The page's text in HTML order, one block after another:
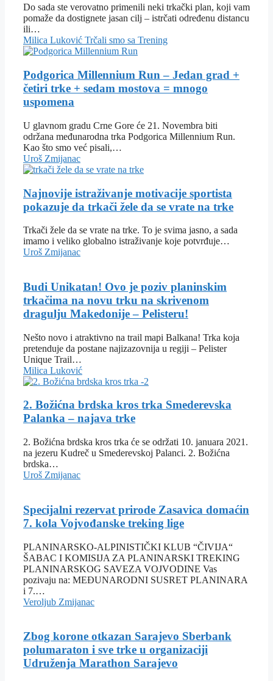
Do sada ste verovatno primenili neki trkački plan, koji vam
pomaže da dostignete jasan cilj – istrčati određenu distancu
ili…
Milica Luković Trčali smo sa Trening
Podgorica Millennium Run – Jedan grad +
četiri trke + sedam mostova = mnogo
uspomena
U glavnom gradu Crne Gore će 21. Novembra biti
održana međunarodna trka Podgorica Millennium Run.
Kao što smo već pisali,…
Uroš Zmijanac
Najnovije istraživanje motivacije sportista
pokazuje da trkači žele da se vrate na trke
Trkači žele da se vrate na trke. To je svima jasno, a sada
imamo i veliko globalno istraživanje koje potvrđuje…
Uroš Zmijanac
Budi Unikatan! Ovo je poziv planinskim
trkačima na novu trku na skrivenom
dragulju Makedonije – Pelisteru!
Nešto novo i atraktivno na trail mapi Balkana! Trka koja
pretenduje da postane najizazovnija u regiji – Pelister
Unique Trail…
Milica Luković
2. Božićna brdska kros trka Smederevska
Palanka – najava trke
2. Božićna brdska kros trka će se održati 10. januara 2021.
na jezeru Kudreč u Smederevskoj Palanci. 2. Božićna
brdska…
Uroš Zmijanac
Specijalni rezervat prirode Zasavica domaćin
7. kola Vojvođanske treking lige
PLANINARSKO-ALPINISTIČKI KLUB “ČIVIJA“
ŠABAC I KOMISIJA ZA PLANINARSKI TREKING
PLANINARSKOG SAVEZA VOJVODINE Vas
pozivaju na: MEĐUNARODNI SUSRET PLANINARA
i 7.…
Veroljub Zmijanac
Zbog korone otkazan Sarajevo Sberbank
polumaraton i sve trke u organizaciji
Udruženja Marathon Sarajevo